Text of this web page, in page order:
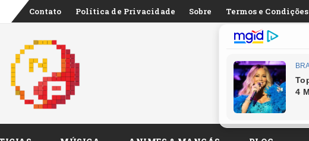
série de entrevistas sobre os bastidores do audiovisual brasileiro
Skip
content
Contato Política de Privacidade Sobre Termos e Condições